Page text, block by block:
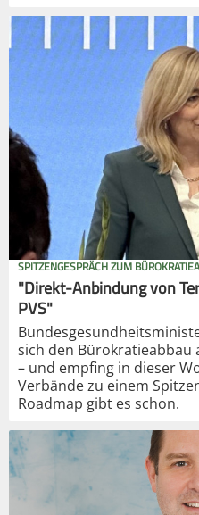
SPITZENGESPRÄCH ZUM
"Direkt-Anbindung von
PVS"
sich den Bürokratieabbau
– und empfing in dieser
Verbände zu einem
Roadmap gibt es schon.